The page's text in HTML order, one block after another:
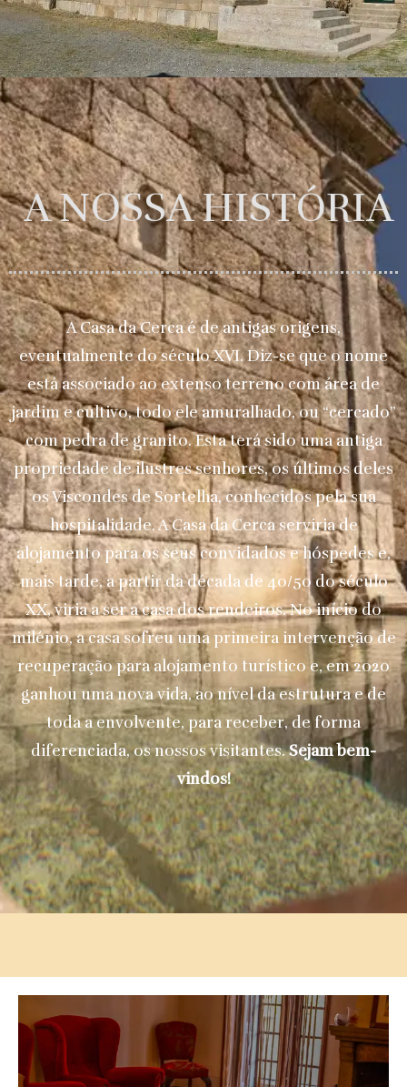
A NOSSA HISTÓRIA
A Casa da Cerca é de antigas origens,
eventualmente do século XVI. Diz-se que o nome
está associado ao extenso terreno com área de
jardim e cultivo, todo ele amuralhado, ou “cercado”
com pedra de granito. Esta terá sido uma antiga
propriedade de ilustres senhores, os últimos deles
os Viscondes de Sortelha, conhecidos pela sua
hospitalidade. A Casa da Cerca serviria de
alojamento para os seus convidados e hóspedes e,
mais tarde, a partir da década de 40/50 do século
XX, viria a ser a casa dos rendeiros. No início do
milénio, a casa sofreu uma primeira intervenção de
recuperação para alojamento turístico e, em 2020
ganhou uma nova vida, ao nível da estrutura e de
toda a envolvente, para receber, de forma
diferenciada, os nossos visitantes.Sejam bem-
vindos!